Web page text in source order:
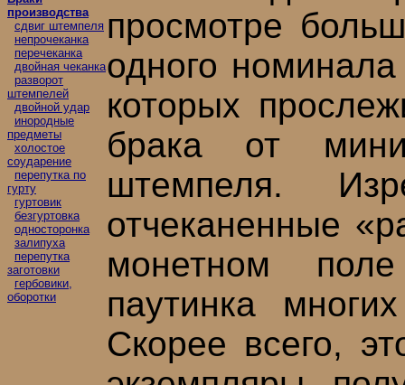
производства
сдвиг штемпеля
непрочеканка
перечеканка
двойная чеканка
разворот
штемпелей
двойной удар
инородные
предметы
холостое
соударение
перепутка по
гурту
гуртовик
безгуртовка
односторонка
залипуха
перепутка
заготовки
гербовики,
оборотки
просмотре
одного
которых
брака от
штемпеля.
отчеканенные
монетном
паутинка
Скорее всего,